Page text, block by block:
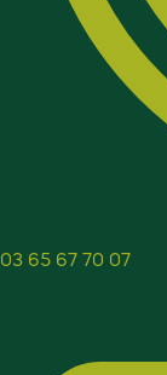
03 65 67 70 07